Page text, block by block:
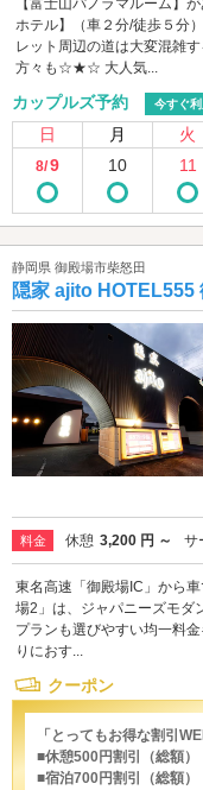
【富士山パノラマルーム】
ホテル】（車２分/徒歩５分
レット周辺の道は大変混雑
方々も☆★☆ 大人気...
カップルズ予約 今すぐ
日 月 火
8/9 10 11
静岡県 御殿場市柴怒田
隠家 ajito HOTEL555
料金 休憩 3,200 円 ～ サ
東名高速「御殿場IC」から
場2」は、ジャパニーズモダ
プランも選びやすい均一料
りにおす...
クーポン
「とってもお得な割引
■休憩500円割引（総額）
■宿泊700円割引（総額）